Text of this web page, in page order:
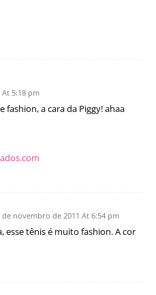
5:18 pm
fashion, a cara da Piggy! ahaa
de novembro de 2011 At 6:54 pm
esse tênis é muito fashion. A cor